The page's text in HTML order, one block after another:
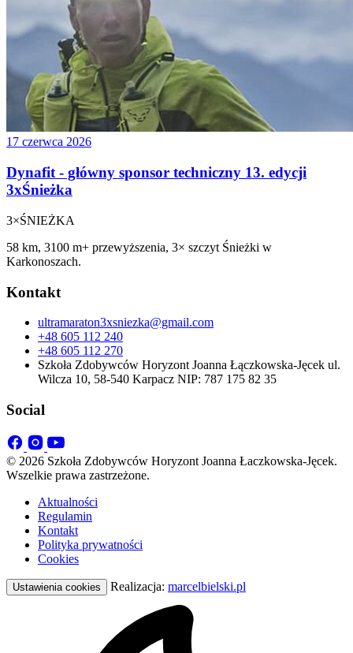
17 czerwca 2026
Dynafit - główny sponsor techniczny 13. edycji
3xŚnieżka
3×ŚNIEŻKA
58 km, 3100 m+ przewyższenia, 3× szczyt Śnieżki w
Karkonoszach.
Kontakt
ultramaraton3xsniezka@gmail.com
+48 605 112 240
+48 605 112 270
Szkoła Zdobywców Horyzont Joanna Łączkowska-Jęcek ul.
Wilcza 10, 58-540 Karpacz NIP: 787 175 82 35
Social
© 2026 Szkoła Zdobywców Horyzont Joanna Łaczkowska-Jęcek.
Wszelkie prawa zastrzeżone.
Aktualności
Regulamin
Kontakt
Polityka prywatności
Cookies
Ustawienia cookies Realizacja: marcelbielski.pl